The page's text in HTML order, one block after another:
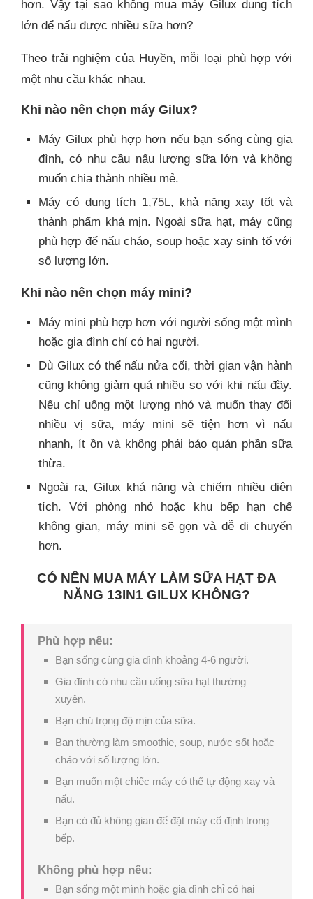
hơn. Vậy tại sao không mua máy Gilux dung tích
lớn để nấu được nhiều sữa hơn?
Theo trải nghiệm của Huyền, mỗi loại phù hợp với
một nhu cầu khác nhau.
Khi nào nên chọn máy Gilux?
Máy Gilux phù hợp hơn nếu bạn sống cùng gia
đình, có nhu cầu nấu lượng sữa lớn và không
muốn chia thành nhiều mẻ.
Máy có dung tích 1,75L, khả năng xay tốt và
thành phẩm khá mịn. Ngoài sữa hạt, máy cũng
phù hợp để nấu cháo, soup hoặc xay sinh tố với
số lượng lớn.
Khi nào nên chọn máy mini?
Máy mini phù hợp hơn với người sống một mình
hoặc gia đình chỉ có hai người.
Dù Gilux có thể nấu nửa cối, thời gian vận hành
cũng không giảm quá nhiều so với khi nấu đầy.
Nếu chỉ uống một lượng nhỏ và muốn thay đổi
nhiều vị sữa, máy mini sẽ tiện hơn vì nấu
nhanh, ít ồn và không phải bảo quản phần sữa
thừa.
Ngoài ra, Gilux khá nặng và chiếm nhiều diện
tích. Với phòng nhỏ hoặc khu bếp hạn chế
không gian, máy mini sẽ gọn và dễ di chuyển
hơn.
CÓ NÊN MUA MÁY LÀM SỮA HẠT ĐA
NĂNG 13IN1 GILUX KHÔNG?
Phù hợp nếu:
Bạn sống cùng gia đình khoảng 4-6 người.
Gia đình có nhu cầu uống sữa hạt thường
xuyên.
Bạn chú trọng độ mịn của sữa.
Bạn thường làm smoothie, soup, nước sốt hoặc
cháo với số lượng lớn.
Bạn muốn một chiếc máy có thể tự động xay và
nấu.
Bạn có đủ không gian để đặt máy cố định trong
bếp.
Không phù hợp nếu:
Bạn sống một mình hoặc gia đình chỉ có hai